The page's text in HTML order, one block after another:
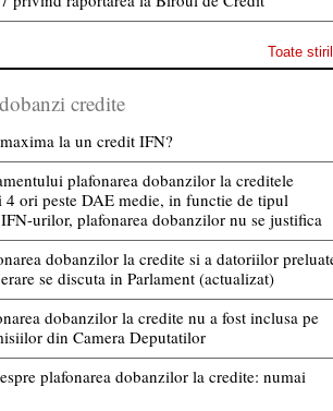
Toate
credite
la un credit IFN?
plafonarea dobanzilor la creditele
ori peste DAE medie, in functie de tipul
urilor, plafonarea dobanzilor nu se justifica
dobanzilor la credite si a datoriilor
se discuta in Parlament (actualizat)
dobanzilor la credite nu a fost inclusa pe
din Camera Deputatilor
plafonarea dobanzilor la credite: numai